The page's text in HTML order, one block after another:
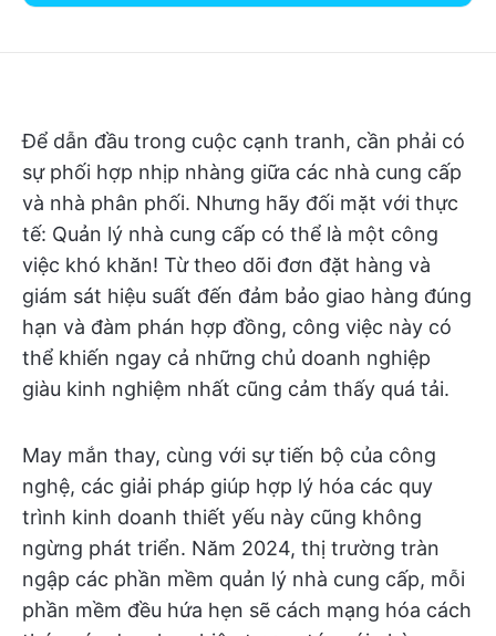
Để dẫn đầu trong cuộc cạnh tranh, cần phải có
sự phối hợp nhịp nhàng giữa các nhà cung cấp
và nhà phân phối. Nhưng hãy đối mặt với thực
tế: Quản lý nhà cung cấp có thể là một công
việc khó khăn! Từ theo dõi đơn đặt hàng và
giám sát hiệu suất đến đảm bảo giao hàng đúng
hạn và đàm phán hợp đồng, công việc này có
thể khiến ngay cả những chủ doanh nghiệp
giàu kinh nghiệm nhất cũng cảm thấy quá tải.
May mắn thay, cùng với sự tiến bộ của công
nghệ, các giải pháp giúp hợp lý hóa các quy
trình kinh doanh thiết yếu này cũng không
ngừng phát triển. Năm 2024, thị trường tràn
ngập các phần mềm quản lý nhà cung cấp, mỗi
phần mềm đều hứa hẹn sẽ cách mạng hóa cách